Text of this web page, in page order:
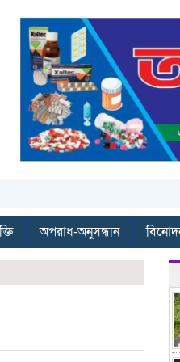
অপরাধ-অনুসন্ধান